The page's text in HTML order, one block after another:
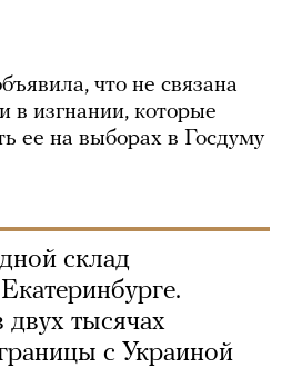
что не связана
в изгнании, которые
ее на выборах в Госдуму
склад
двух тысячах
с Украиной